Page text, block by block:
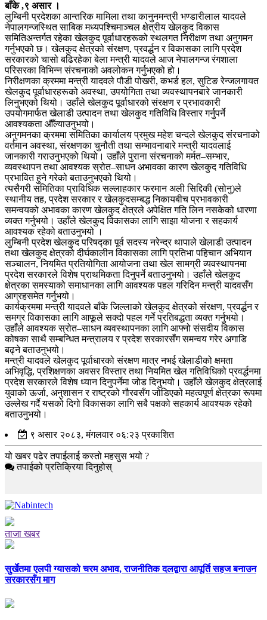
बाँके ,९ असार ।
लुम्बिनी प्रदेशका आन्तरिक मामिला तथा कानुनमन्त्री भण्डारीलाल यादवले
नेपालगन्जस्थित साबिक मध्यपश्चिमाञ्चल क्षेत्रीय खेलकुद विकास
समितिअन्तर्गत रहेका खेलकुद पूर्वाधारहरूको स्थलगत निरीक्षण तथा अनुगमन
गर्नुभएको छ। खेलकुद क्षेत्रको संरक्षण, प्रवर्द्धन र विकासका लागि प्रदेश
सरकारको चासो बढिरहेका बेला मन्त्री यादवले आज नेपालगन्ज रंगशाला
परिसरका विभिन्न संरचनाको अवलोकन गर्नुभएको हो।
निरीक्षणका क्रममा मन्त्री यादवले पौडी पोखरी, कभर्ड हल, सुटिङ रेन्जलगायत
खेलकुद पूर्वाधारहरूको अवस्था, उपयोगिता तथा व्यवस्थापनबारे जानकारी
लिनुभएको थियो। उहाँले खेलकुद पूर्वाधारको संरक्षण र प्रभावकारी
उपयोगमार्फत खेलाडी उत्पादन तथा खेलकुद गतिविधि विस्तार गर्नुपर्ने
आवश्यकता औँल्याउनुभयो।
अनुगमनका क्रममा समितिका कार्यालय प्रमुख महेश चन्दले खेलकुद संरचनाको
वर्तमान अवस्था, संरक्षणका चुनौती तथा सम्भावनाबारे मन्त्री यादवलाई
जानकारी गराउनुभएको थियो। उहाँले पुराना संरचनाको मर्मत–सम्भार,
व्यवस्थापन तथा आवश्यक स्रोत–साधन अभावका कारण खेलकुद गतिविधि
प्रभावित हुने गरेको बताउनुभएको थियो।
त्यसैगरी समितिका प्राविधिक सल्लाहकार फरमान अली सिद्दिकी (सोनु)ले
स्थानीय तह, प्रदेश सरकार र खेलकुदसम्बद्ध निकायबीच प्रभावकारी
समन्वयको अभावका कारण खेलकुद क्षेत्रले अपेक्षित गति लिन नसकेको धारणा
व्यक्त गर्नुभयो। उहाँले खेलकुद विकासका लागि साझा योजना र सहकार्य
आवश्यक रहेको बताउनुभयो ।
लुम्बिनी प्रदेश खेलकुद परिषद्का पूर्व सदस्य नरेन्द्र थापाले खेलाडी उत्पादन
तथा खेलकुद क्षेत्रको दीर्घकालीन विकासका लागि प्रतिभा पहिचान अभियान
सञ्चालन, नियमित प्रतियोगिता आयोजना तथा खेल सामग्री व्यवस्थापनमा
प्रदेश सरकारले विशेष प्राथमिकता दिनुपर्ने बताउनुभयो। उहाँले खेलकुद
क्षेत्रका समस्याको समाधानका लागि आवश्यक पहल गरिदिन मन्त्री यादवसँग
आग्रहसमेत गर्नुभयो।
कार्यक्रममा मन्त्री यादवले बाँके जिल्लाको खेलकुद क्षेत्रको संरक्षण, प्रवर्द्धन र
समग्र विकासका लागि आफूले सक्दो पहल गर्ने प्रतिबद्धता व्यक्त गर्नुभयो।
उहाँले आवश्यक स्रोत–साधन व्यवस्थापनका लागि आफ्नो संसदीय विकास
कोषका साथै सम्बन्धित मन्त्रालय र प्रदेश सरकारसँग समन्वय गरेर अगाडि
बढ्ने बताउनुभयो।
मन्त्री यादवले खेलकुद पूर्वाधारको संरक्षण मात्र नभई खेलाडीको क्षमता
अभिवृद्धि, प्रशिक्षणका अवसर विस्तार तथा नियमित खेल गतिविधिको प्रवर्द्धनमा
प्रदेश सरकारले विशेष ध्यान दिनुपर्नेमा जोड दिनुभयो। उहाँले खेलकुद क्षेत्रलाई
युवाको ऊर्जा, अनुशासन र राष्ट्रको गौरवसँग जोडिएको महत्वपूर्ण क्षेत्रका रूपमा
उल्लेख गर्दै यसको दिगो विकासका लागि सबै पक्षको सहकार्य आवश्यक रहेको
बताउनुभयो।
९ असार २०८३, मंगलवार ०६:२३ प्रकाशित
यो खबर पढेर तपाईलाई कस्तो महसुस भयो ?
तपाईको प्रतिक्रिया दिनुहोस्
ताजा खबर
सुर्खेतमा एलपी ग्यासको चरम अभाव, राजनीतिक दलद्वारा आपूर्ति सहज बनाउन
सरकारसँग माग